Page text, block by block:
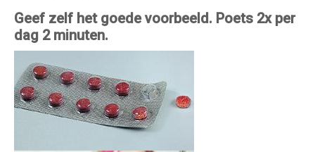
Geef zelf het goede voorbeeld. Poets 2x per
dag 2 minuten.